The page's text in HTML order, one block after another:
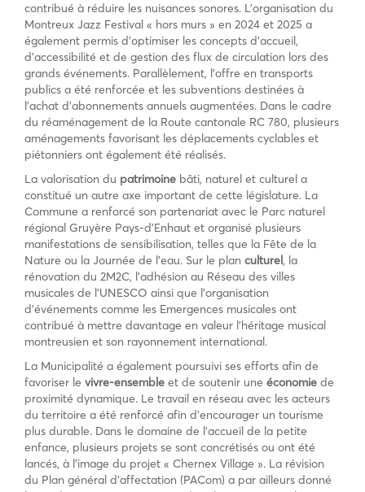
contribué à réduire les nuisances sonores. L’organisation du
Montreux Jazz Festival « hors murs » en 2024 et 2025 a
également permis d’optimiser les concepts d’accueil,
d’accessibilité et de gestion des flux de circulation lors des
grands événements. Parallèlement, l’offre en transports
publics a été renforcée et les subventions destinées à
l’achat d’abonnements annuels augmentées. Dans le cadre
du réaménagement de la Route cantonale RC 780, plusieurs
aménagements favorisant les déplacements cyclables et
piétonniers ont également été réalisés.
La valorisation du patrimoine bâti, naturel et culturel a
constitué un autre axe important de cette législature. La
Commune a renforcé son partenariat avec le Parc naturel
régional Gruyère Pays-d’Enhaut et organisé plusieurs
manifestations de sensibilisation, telles que la Fête de la
Nature ou la Journée de l’eau. Sur le plan culturel, la
rénovation du 2M2C, l’adhésion au Réseau des villes
musicales de l’UNESCO ainsi que l’organisation
d’événements comme les Emergences musicales ont
contribué à mettre davantage en valeur l’héritage musical
montreusien et son rayonnement international.
La Municipalité a également poursuivi ses efforts afin de
favoriser le vivre-ensemble et de soutenir une économie de
proximité dynamique. Le travail en réseau avec les acteurs
du territoire a été renforcé afin d’encourager un tourisme
plus durable. Dans le domaine de l’accueil de la petite
enfance, plusieurs projets se sont concrétisés ou ont été
lancés, à l’image du projet « Chernex Village ». La révision
du Plan général d’affectation (PACom) a par ailleurs donné